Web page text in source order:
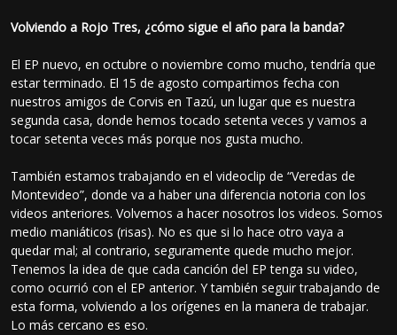
Volviendo a Rojo Tres, ¿cómo sigue el año para la banda?
El EP nuevo, en octubre o noviembre como mucho, tendría que
estar terminado. El 15 de agosto compartimos fecha con
nuestros amigos de Corvis en Tazú, un lugar que es nuestra
segunda casa, donde hemos tocado setenta veces y vamos a
tocar setenta veces más porque nos gusta mucho.
También estamos trabajando en el videoclip de “Veredas de
Montevideo”, donde va a haber una diferencia notoria con los
videos anteriores. Volvemos a hacer nosotros los videos. Somos
medio maniáticos (risas). No es que si lo hace otro vaya a
quedar mal; al contrario, seguramente quede mucho mejor.
Tenemos la idea de que cada canción del EP tenga su video,
como ocurrió con el EP anterior. Y también seguir trabajando de
esta forma, volviendo a los orígenes en la manera de trabajar.
Lo más cercano es eso.